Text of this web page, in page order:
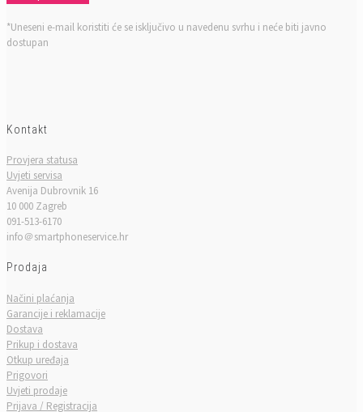
*Uneseni e-mail koristiti će se isključivo u navedenu svrhu i neće biti javno
dostupan
Kontakt
Provjera statusa
Uvjeti servisa
Avenija Dubrovnik 16
10 000 Zagreb
091-513-6170
info＠smartphoneservice.hr
Prodaja
Načini plaćanja
Garancije i reklamacije
Dostava
Prikup i dostava
Otkup uređaja
Prigovori
Uvjeti prodaje
Prijava / Registracija